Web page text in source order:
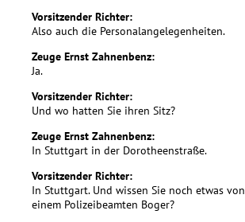
Vorsitzender Richter:
Also auch die Personalangelegenheiten.
Zeuge Ernst Zahnenbenz:
Ja.
Vorsitzender Richter:
Und wo hatten Sie ihren Sitz?
Zeuge Ernst Zahnenbenz:
In Stuttgart in der Dorotheenstraße.
Vorsitzender Richter:
In Stuttgart. Und wissen Sie noch etwas von
einem Polizeibeamten Boger?